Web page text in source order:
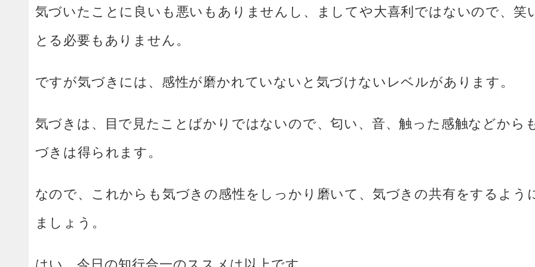
気づいたことに良いも悪いもありませんし、ましてや大喜利ではないので、笑
とる必要もありません。
ですが気づきには、感性が磨かれていないと気づけないレベルがあります。
気づきは、目で見たことばかりではないので、匂い、音、触った感触などから
づきは得られます。
なので、これからも気づきの感性をしっかり磨いて、気づきの共有をするよう
ましょう。
はい、今日の知行合一のススメは以上です。